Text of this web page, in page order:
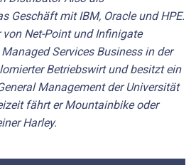
Geschäft mit IBM, Oracle und HPE.
Net-Point und Infinigate
Services Business in der
Betriebswirt und besitzt ein
Management der Universität
fährt er Mountainbike oder
Harley.